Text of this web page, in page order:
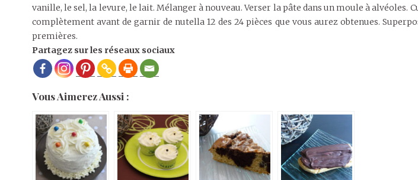
vanille, le sel, la levure, le lait. Mélanger à nouveau. Verser la pâte dans un moule à alvéoles.
complètement avant de garnir de nutella 12 des 24 pièces que vous aurez obtenues.
premières.
Partagez sur les réseaux sociaux
Vous Aimerez Aussi :